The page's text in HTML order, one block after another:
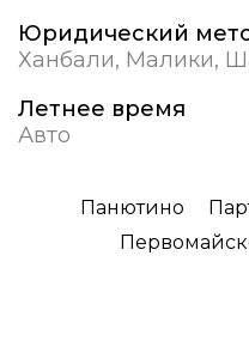
Юридический
Ханбали, Малики,
Летнее время
Авто
Панютино